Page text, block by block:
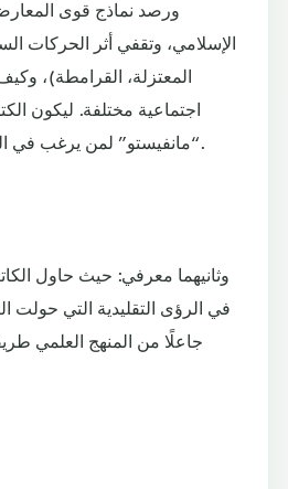
ورصد نماذج قوى
الإسلامي، وتقفي أثر الحركات
المعتزلة، القرامطة)،
اجتماعية مختلفة. ليكون
“مانفيستو” لمن يرغب في المقاومة والعمل السري.
وثانيهما معرفي: حيث حاول
في الرؤى التقليدية التي حولت
جاعلًا من المنهج العلمي